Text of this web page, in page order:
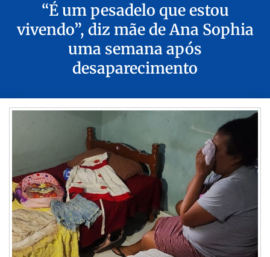
“É um pesadelo que estou
vivendo”, diz mãe de Ana Sophia
uma semana após
desaparecimento